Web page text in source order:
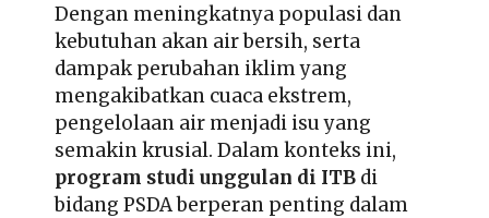
Dengan meningkatnya populasi dan
kebutuhan akan air bersih, serta
dampak perubahan iklim yang
mengakibatkan cuaca ekstrem,
pengelolaan air menjadi isu yang
semakin krusial. Dalam konteks ini,
program studi unggulan di ITB di
bidang PSDA berperan penting dalam